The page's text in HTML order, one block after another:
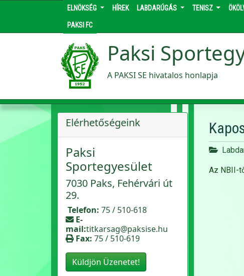
ELNÖKSÉG HÍREK LABDARÚGÁS TENISZ
PAKSI FC
Paksi
A PAKSI SE hivatalos honlapja
Elérhetőségeink
Paksi
Sportegyesület
7030 Paks, Fehérvári út
29.
Telefon: 75 / 510-618
E-
mail:titkarsag@paksise.hu
Fax: 75 / 510-619
Küldjön Üzenetet!
Az NBII-